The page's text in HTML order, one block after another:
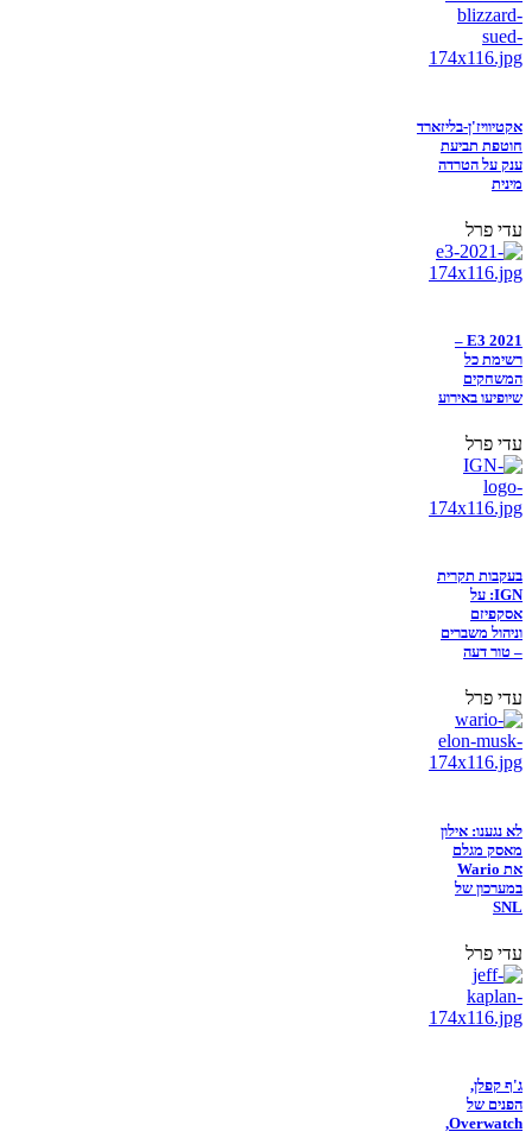
אקטיוויז'ן-בליזארד
חוטפת תביעת
ענק על הטרדה
מינית
עדי פרל
E3 2021 –
רשימת כל
המשחקים
שיופיעו באירוע
עדי פרל
בעקבות תקרית
IGN: על
אסקפיזם
וניהול משברים
– טור דעה
עדי פרל
לא נגענו: אילון
מאסק מגלם
את Wario
במערכון של
SNL
עדי פרל
ג'ף קפלן,
הפנים של
Overwatch,